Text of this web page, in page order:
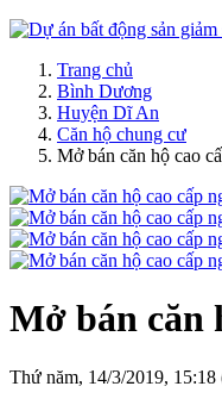
Trang chủ
Bình Dương
Huyện Dĩ An
Căn hộ chung cư
Mở bán căn hộ cao
Mở bán căn
Thứ năm, 14/3/2019,